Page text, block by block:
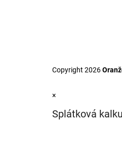
Copyright 2026
×
Splátková